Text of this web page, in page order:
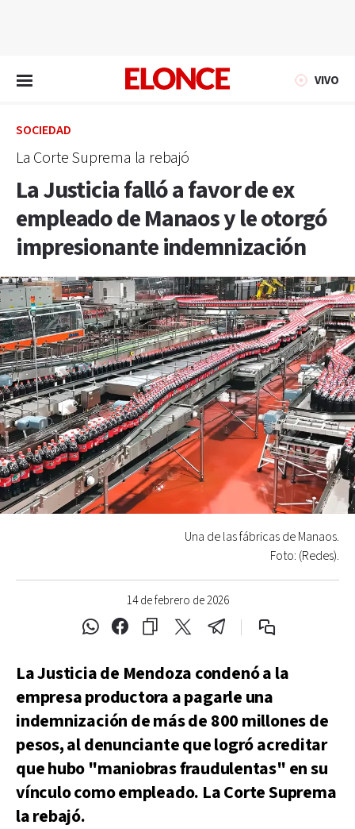
VIVO
SOCIEDAD
La Corte Suprema la rebajó
La Justicia falló a favor de ex
empleado de Manaos y le otorgó
impresionante indemnización
14 de febrero de 2026
Una de las fábricas de Manaos.
Foto: (Redes).
La Justicia de Mendoza condenó a la
empresa productora a pagarle una
indemnización de más de 800 millones de
pesos, al denunciante que logró acreditar
que hubo "maniobras fraudulentas" en su
vínculo como empleado. La Corte Suprema
la rebajó.